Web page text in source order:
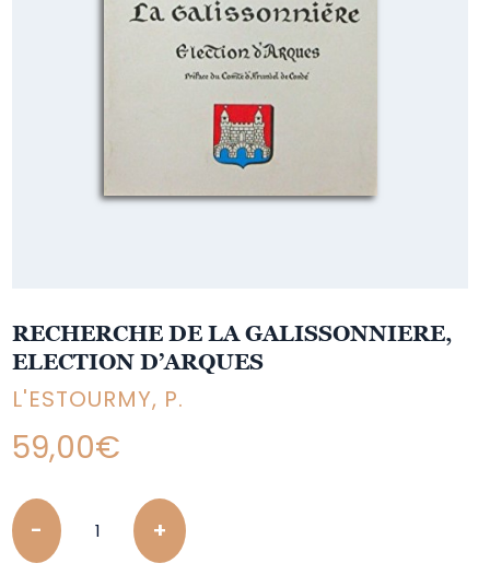
RECHERCHE DE LA GALISSONNIERE,
ELECTION D’ARQUES
L'ESTOURMY, P.
59,00€
Quantity